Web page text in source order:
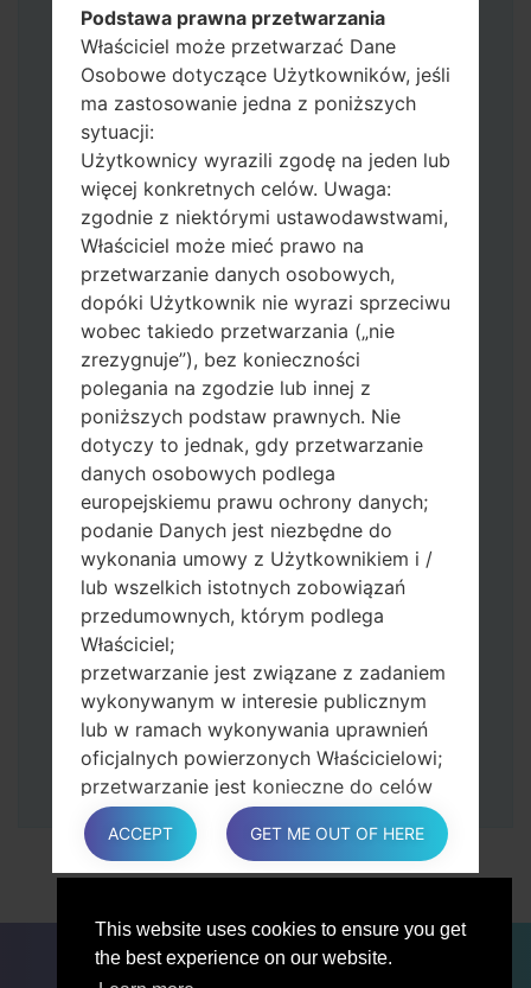
This website uses cookies to ensure you get
the best experience on our website.
zachować wszystkie swoje dane i aplikacje.
Teraz wyłącz swój telefon i przejdź do
trybu pobierania. Jak wykonać wszystkie
metody:
Naciśnij i przytrzymaj klawisz zasilania,
przycisk zwiększania głośności i klawisz
Bixby.
Naciśnij i przytrzymaj klawisze
zwiększania i zmniejszania głośności,
następnie podłącz kabel USB.
Naciśnij i przytrzymaj klawisz zasilania,
przycisk zmniejszania głośności i klawisz
strony domowej.
Podłącz kabel USB, a następnie naciśnij i
przytrzymaj przycisk Bixby i klawisz
zmniejszania głośności.
Naciśnij i przytrzymaj klawisz zasilania i
przycisk zwiększania głośności.
Następnie podłącz urządzenie do
komputera, Odin powinien wykryć
telefon, a na ekranie pojawi się numer
portu COM.
Podaj tylko czas przywracania ustawień
fabrycznych i automatycznego
ponownego uruchamiania.
Na koniec naciśnij klawisz Start. Twój
telefon uruchomi się ponownie i odłączy
się od komputera.
PORÓWNAJ
Podstawa prawna przetwarzania
Właściciel może przetwarzać Dane
Osobowe dotyczące Użytkowników, jeśli
ma zastosowanie jedna z poniższych
sytuacji:
Użytkownicy wyrazili zgodę na jeden lub
więcej konkretnych celów. Uwaga:
zgodnie z niektórymi ustawodawstwami,
Właściciel może mieć prawo na
przetwarzanie danych osobowych,
dopóki Użytkownik nie wyrazi sprzeciwu
wobec takiedo przetwarzania („nie
zrezygnuje”), bez konieczności
polegania na zgodzie lub innej z
poniższych podstaw prawnych. Nie
dotyczy to jednak, gdy przetwarzanie
danych osobowych podlega
europejskiemu prawu ochrony danych;
podanie Danych jest niezbędne do
wykonania umowy z Użytkownikiem i /
lub wszelkich istotnych zobowiązań
przedumownych, którym podlega
Właściciel;
przetwarzanie jest związane z zadaniem
wykonywanym w interesie publicznym
lub w ramach wykonywania uprawnień
oficjalnych powierzonych Właścicielowi;
przetwarzanie jest konieczne do celów
zgodnych z prawem interesów
prowadzonej przez właściciela lub
osobę trzecią.
przyjemnością pomoże wyjaśnić
konkretną podstawę prawną, która ma
ACCEPT GET ME OUT OF HERE